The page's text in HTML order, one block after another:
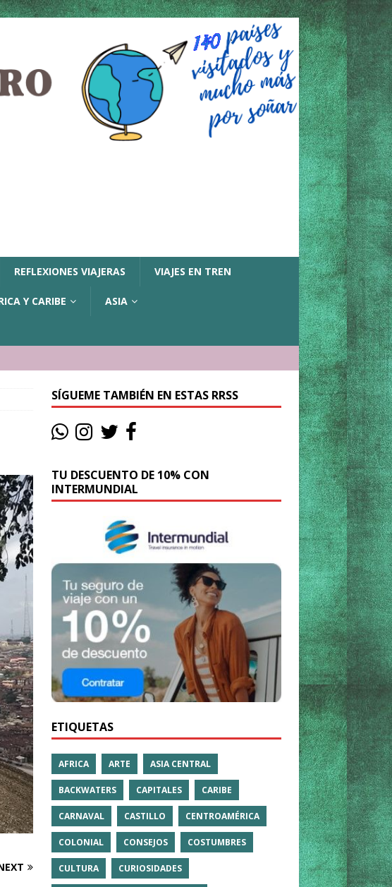
REFLEXIONES VIAJERAS VIAJES EN TREN
Y CARIBE ASIA
SÍGUEME TAMBIÉN EN ESTAS RRSS
TU DESCUENTO DE 10% CON
INTERMUNDIAL
ETIQUETAS
AFRICA ARTE ASIA CENTRAL
BACKWATERS CAPITALES CARIBE
CARNAVAL CASTILLO CENTROAMÉRICA
COLONIAL CONSEJOS COSTUMBRES
CULTURA CURIOSIDADES